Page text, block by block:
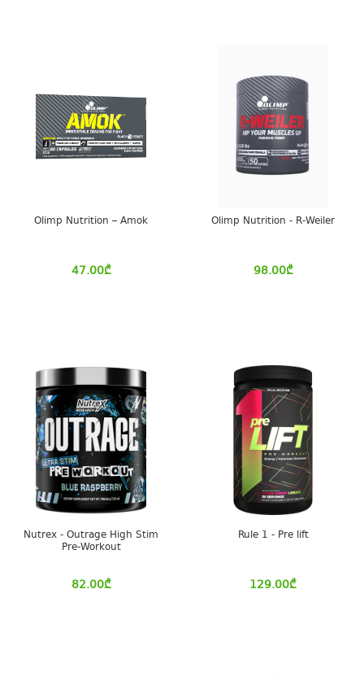
Olimp Nutrition – Amok
47.00₾
Olimp Nutrition - R-Weiler
98.00₾
Nutrex - Outrage High Stim
Pre-Workout
82.00₾
Rule 1 - Pre lift
129.00₾